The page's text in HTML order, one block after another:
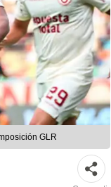
GLR